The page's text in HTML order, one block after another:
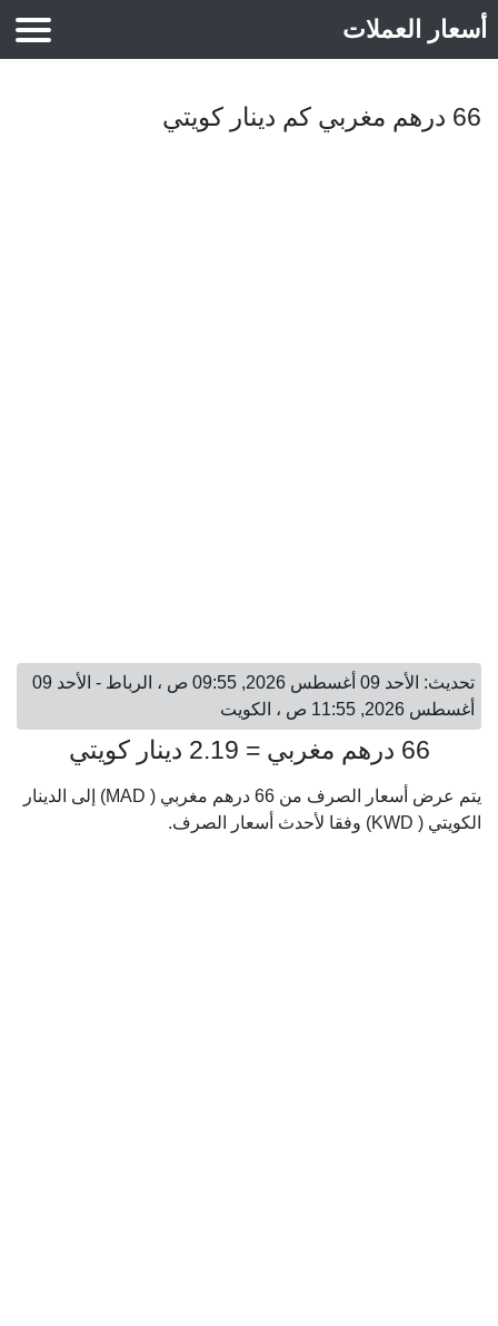
أسعار العملات
66 درهم مغربي كم دينار كويتي
تحديث: الأحد 09 أغسطس 2026, 09:55 ص ، الرباط - الأحد 09
أغسطس 2026, 11:55 ص ، الكويت
66 درهم مغربي = 2.19 دينار كويتي
يتم عرض أسعار الصرف من 66 درهم مغربي ( MAD) إلى الدينار
الكويتي ( KWD) وفقا لأحدث أسعار الصرف.